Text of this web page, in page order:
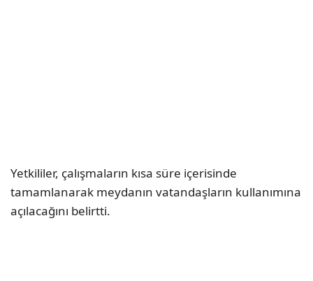
Yetkililer, çalışmaların kısa süre içerisinde
tamamlanarak meydanın vatandaşların kullanımına
açılacağını belirtti.